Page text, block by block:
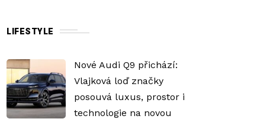
LIFESTYLE
Nové Audi Q9 přichází:
Vlajková loď značky
posouvá luxus, prostor i
technologie na novou